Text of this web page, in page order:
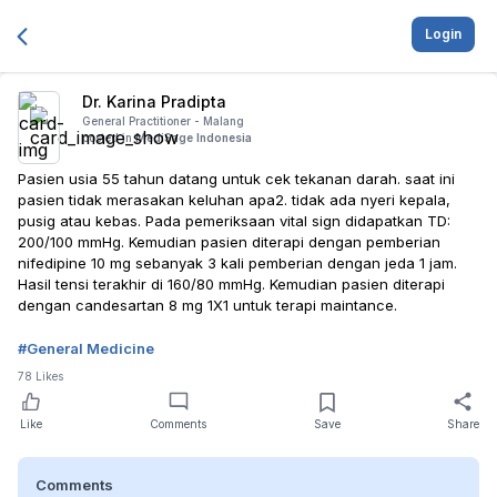
Login
Dr. Karina Pradipta
General Practitioner - Malang
posted in MediSage Indonesia
Pasien usia 55 tahun datang untuk cek tekanan darah. saat ini
pasien tidak merasakan keluhan apa2. tidak ada nyeri kepala,
pusig atau kebas. Pada pemeriksaan vital sign didapatkan TD:
200/100 mmHg. Kemudian pasien diterapi dengan pemberian
nifedipine 10 mg sebanyak 3 kali pemberian dengan jeda 1 jam.
Hasil tensi terakhir di 160/80 mmHg. Kemudian pasien diterapi
dengan candesartan 8 mg 1X1 untuk terapi maintance.
#General Medicine
78 Likes
Like Comments Save Share
Comments